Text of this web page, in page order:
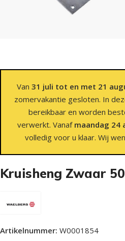
Van 31 juli tot en met 21
zomervakantie gesloten. In
bereikbaar en worden
verwerkt. Vanaf maandag 24
volledig voor u klaar. Wij
Kruisheng Zwaar
Artikelnummer: W0001854